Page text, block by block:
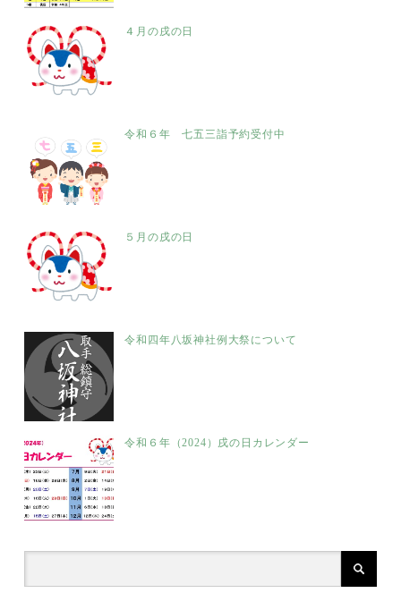
４月の戌の日
令和６年 七五三詣予約受付中
５月の戌の日
令和四年八坂神社例大祭について
令和６年（2024）戌の日カレンダー